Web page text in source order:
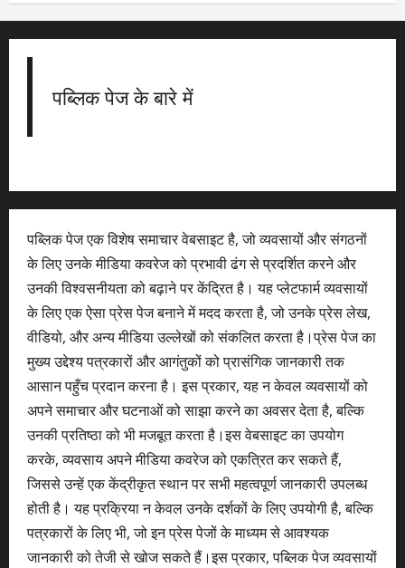
पब्लिक पेज के बारे में
पब्लिक पेज एक विशेष समाचार वेबसाइट है, जो व्यवसायों और संगठनों
के लिए उनके मीडिया कवरेज को प्रभावी ढंग से प्रदर्शित करने और
उनकी विश्वसनीयता को बढ़ाने पर केंद्रित है। यह प्लेटफार्म व्यवसायों
के लिए एक ऐसा प्रेस पेज बनाने में मदद करता है, जो उनके प्रेस लेख,
वीडियो, और अन्य मीडिया उल्लेखों को संकलित करता है।प्रेस पेज का
मुख्य उद्देश्य पत्रकारों और आगंतुकों को प्रासंगिक जानकारी तक
आसान पहुँच प्रदान करना है। इस प्रकार, यह न केवल व्यवसायों को
अपने समाचार और घटनाओं को साझा करने का अवसर देता है, बल्कि
उनकी प्रतिष्ठा को भी मजबूत करता है।इस वेबसाइट का उपयोग
करके, व्यवसाय अपने मीडिया कवरेज को एकत्रित कर सकते हैं,
जिससे उन्हें एक केंद्रीकृत स्थान पर सभी महत्वपूर्ण जानकारी उपलब्ध
होती है। यह प्रक्रिया न केवल उनके दर्शकों के लिए उपयोगी है, बल्कि
पत्रकारों के लिए भी, जो इन प्रेस पेजों के माध्यम से आवश्यक
जानकारी को तेजी से खोज सकते हैं।इस प्रकार, पब्लिक पेज व्यवसायों